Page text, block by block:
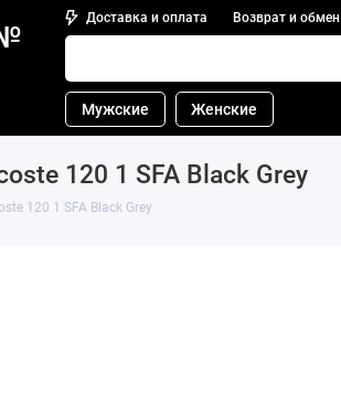
Доставка и оплата Возврат и обмен
Мужские Женские
120 1 SFA Black Grey
120 1 SFA Black Grey